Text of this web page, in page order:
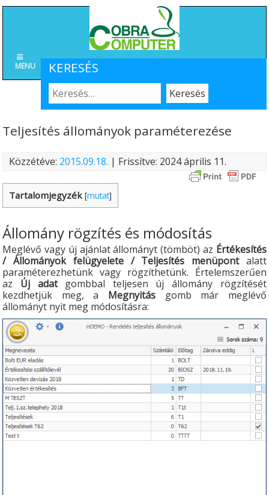
KERESÉS
MENU
Teljesítés állományok paraméterezése
Közzétéve: 2015.09.18. | Frissítve: 2024 április 11.
Tartalomjegyzék [mutat]
Állomány rögzítés és módosítás
Meglévő vagy új ajánlat állományt (tömböt) az Értékesítés
/ Állományok felügyelete / Teljesítés menüpontalatt
paraméterezhetünk vagy rögzíthetünk. Értelemszerűen
az Új adatgombbal teljesen új állomány rögzítését
kezdhetjük meg, a Megnyitás gomb már meglévő
állományt nyit meg módosításra: